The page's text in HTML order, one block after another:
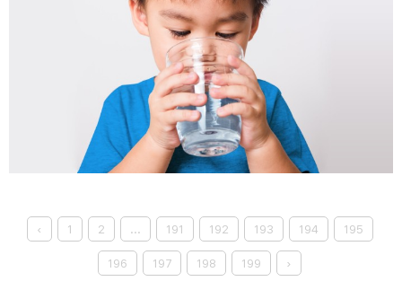
‹ 1 2 ... 191 192 193 194 195
196 197 198 199 ›